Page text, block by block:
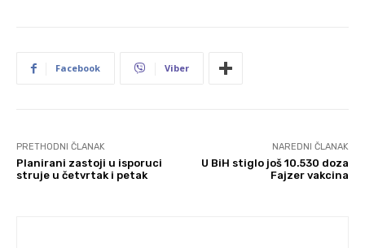
Facebook Viber
PRETHODNI ČLANAK
Planirani zastoji u isporuci
struje u četvrtak i petak
NAREDNI ČLANAK
U BiH stiglo još 10.530 doza
Fajzer vakcina